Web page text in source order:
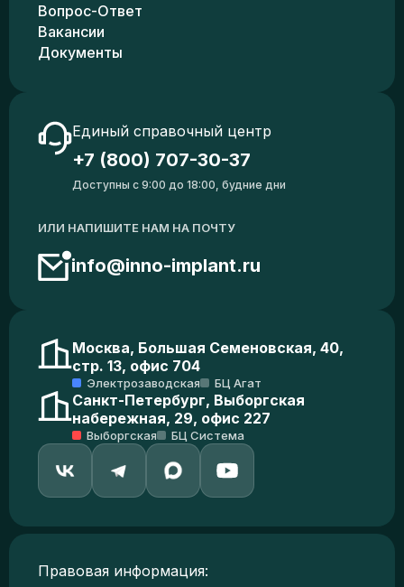
Вопрос-Ответ
Вакансии
Документы
Единый справочный центр
+7 (800) 707-30-37
Доступны с 9:00 до 18:00, будние дни
ИЛИ НАПИШИТЕ НАМ НА ПОЧТУ
info@inno-implant.ru
Москва, Большая Семеновская, 40,
стр. 13, офис 704
Электрозаводская БЦ Агат
Санкт-Петербург, Выборгская
набережная, 29, офис 227
Выборгская БЦ Система
Правовая информация: